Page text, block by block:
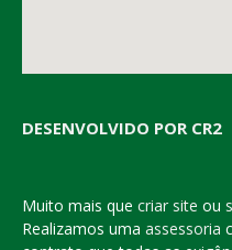
DESENVOLVIDO POR CR2
Muito mais que criar site ou
Realizamos uma assessoria